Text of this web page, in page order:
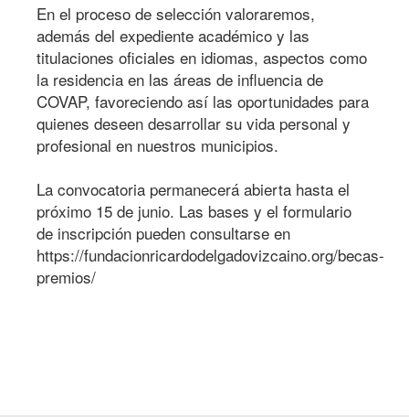
En el proceso de selección valoraremos,
además del expediente académico y las
titulaciones oficiales en idiomas, aspectos como
la residencia en las áreas de influencia de
COVAP, favoreciendo así las oportunidades para
quienes deseen desarrollar su vida personal y
profesional en nuestros municipios.
La convocatoria permanecerá abierta hasta el
próximo 15 de junio. Las bases y el formulario
de inscripción pueden consultarse en
https://fundacionricardodelgadovizcaino.org/becas-
premios/